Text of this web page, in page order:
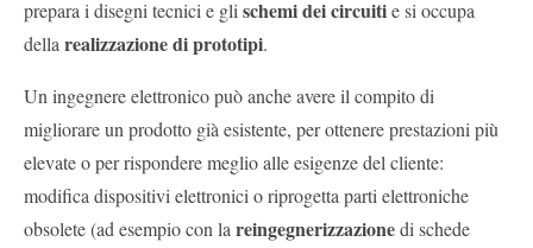
prepara i disegni tecnici e glischemi dei circuitie si occupa
dellarealizzazione di prototipi.
Un ingegnere elettronico può anche avere il compito di
migliorare un prodotto già esistente, per ottenere prestazioni più
elevate o per rispondere meglio alle esigenze del cliente:
modifica dispositivi elettronici o riprogetta parti elettroniche
obsolete (ad esempio con lareingegnerizzazionedi schede